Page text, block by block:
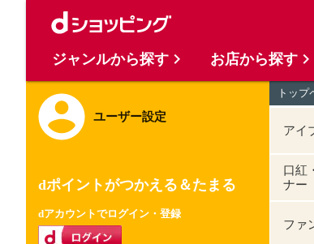
ユーザー設定
dポイントがつかえる＆たまる
dアカウントでログイン・登録
トップ
アイ
口紅
ナー
ファ
ジャンルから探す お店から探す